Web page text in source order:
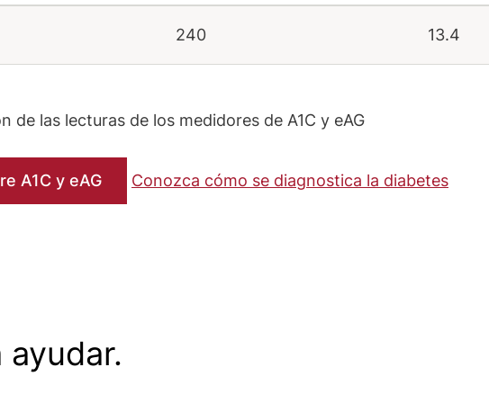
240 13.4
de las lecturas de los medidores de A1C y eAG
A1C y eAG Conozca cómo se diagnostica la diabetes
ayudar.medicamentos
Conozca la medicación para la